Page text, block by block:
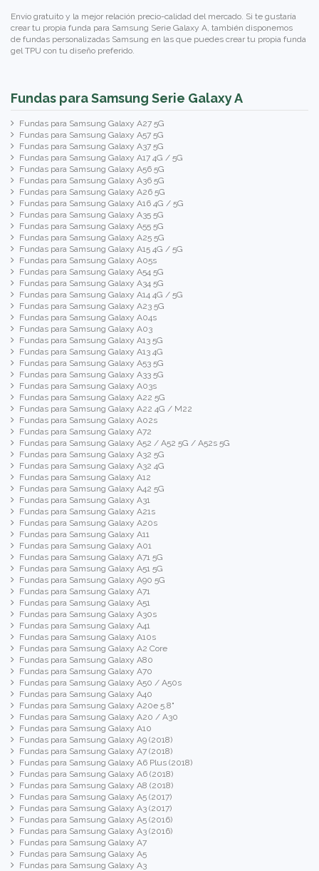
Envío gratuito y la mejor relación precio-calidad del mercado. Si te gustaría
crear tu propia funda para Samsung Serie Galaxy A, también disponemos
de fundas personalizadas Samsung en las que puedes crear tu propia funda
gel TPU con tu diseño preferido.
Fundas para Samsung Serie Galaxy A
Fundas para Samsung Galaxy A27 5G
Fundas para Samsung Galaxy A57 5G
Fundas para Samsung Galaxy A37 5G
Fundas para Samsung Galaxy A17 4G / 5G
Fundas para Samsung Galaxy A56 5G
Fundas para Samsung Galaxy A36 5G
Fundas para Samsung Galaxy A26 5G
Fundas para Samsung Galaxy A16 4G / 5G
Fundas para Samsung Galaxy A35 5G
Fundas para Samsung Galaxy A55 5G
Fundas para Samsung Galaxy A25 5G
Fundas para Samsung Galaxy A15 4G / 5G
Fundas para Samsung Galaxy A05s
Fundas para Samsung Galaxy A54 5G
Fundas para Samsung Galaxy A34 5G
Fundas para Samsung Galaxy A14 4G / 5G
Fundas para Samsung Galaxy A23 5G
Fundas para Samsung Galaxy A04s
Fundas para Samsung Galaxy A03
Fundas para Samsung Galaxy A13 5G
Fundas para Samsung Galaxy A13 4G
Fundas para Samsung Galaxy A53 5G
Fundas para Samsung Galaxy A33 5G
Fundas para Samsung Galaxy A03s
Fundas para Samsung Galaxy A22 5G
Fundas para Samsung Galaxy A22 4G / M22
Fundas para Samsung Galaxy A02s
Fundas para Samsung Galaxy A72
Fundas para Samsung Galaxy A52 / A52 5G / A52s 5G
Fundas para Samsung Galaxy A32 5G
Fundas para Samsung Galaxy A32 4G
Fundas para Samsung Galaxy A12
Fundas para Samsung Galaxy A42 5G
Fundas para Samsung Galaxy A31
Fundas para Samsung Galaxy A21s
Fundas para Samsung Galaxy A20s
Fundas para Samsung Galaxy A11
Fundas para Samsung Galaxy A01
Fundas para Samsung Galaxy A71 5G
Fundas para Samsung Galaxy A51 5G
Fundas para Samsung Galaxy A90 5G
Fundas para Samsung Galaxy A71
Fundas para Samsung Galaxy A51
Fundas para Samsung Galaxy A30s
Fundas para Samsung Galaxy A41
Fundas para Samsung Galaxy A10s
Fundas para Samsung Galaxy A2 Core
Fundas para Samsung Galaxy A80
Fundas para Samsung Galaxy A70
Fundas para Samsung Galaxy A50 / A50s
Fundas para Samsung Galaxy A40
Fundas para Samsung Galaxy A20e 5.8"
Fundas para Samsung Galaxy A20 / A30
Fundas para Samsung Galaxy A10
Fundas para Samsung Galaxy A9 (2018)
Fundas para Samsung Galaxy A7 (2018)
Fundas para Samsung Galaxy A6 Plus (2018)
Fundas para Samsung Galaxy A6 (2018)
Fundas para Samsung Galaxy A8 (2018)
Fundas para Samsung Galaxy A5 (2017)
Fundas para Samsung Galaxy A3 (2017)
Fundas para Samsung Galaxy A5 (2016)
Fundas para Samsung Galaxy A3 (2016)
Fundas para Samsung Galaxy A7
Fundas para Samsung Galaxy A5
Fundas para Samsung Galaxy A3